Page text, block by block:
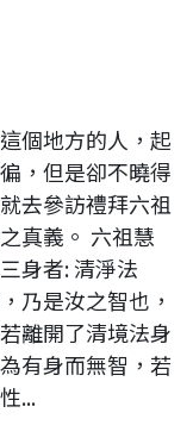
個地方的人，起
，但是卻不曉得
去參訪禮拜六祖
真義。 六祖慧
身者: 清淨法
乃是汝之智也，
離開了清境法身
有身而無智，若
...